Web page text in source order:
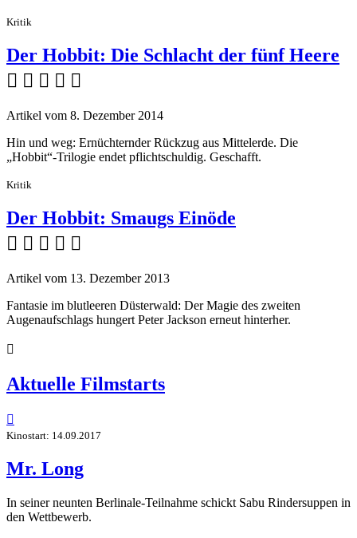
Kritik
Der Hobbit: Die Schlacht der fünf Heere
    
Artikel vom 8. Dezember 2014
Hin und weg: Ernüchternder Rückzug aus Mittelerde. Die
„Hobbit“-Trilogie endet pflichtschuldig. Geschafft.
Kritik
Der Hobbit: Smaugs Einöde
    
Artikel vom 13. Dezember 2013
Fantasie im blutleeren Düsterwald: Der Magie des zweiten
Augenaufschlags hungert Peter Jackson erneut hinterher.

Aktuelle Filmstarts

Kinostart: 14.09.2017
Mr. Long
In seiner neunten Berlinale-Teilnahme schickt Sabu Rindersuppen in
den Wettbewerb.